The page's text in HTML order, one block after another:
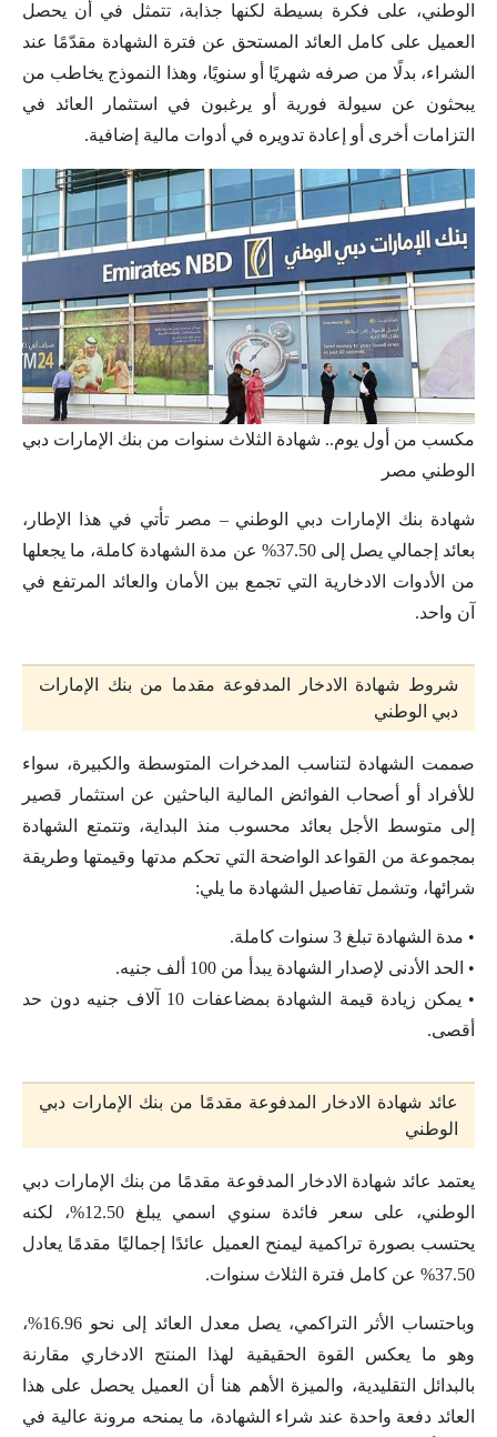
الوطني، على فكرة بسيطة لكنها جذابة، تتمثل في أن يحصل
العميل على كامل العائد المستحق عن فترة الشهادة مقدّمًا عند
الشراء، بدلًا من صرفه شهريًا أو سنويًا، وهذا النموذج يخاطب من
يبحثون عن سيولة فورية أو يرغبون في استثمار العائد في
التزامات أخرى أو إعادة تدويره في أدوات مالية إضافية.
مكسب من أول يوم.. شهادة الثلاث سنوات من بنك الإمارات دبي
الوطني مصر
شهادة بنك الإمارات دبي الوطني – مصر تأتي في هذا الإطار،
بعائد إجمالي يصل إلى 37.50% عن مدة الشهادة كاملة، ما يجعلها
من الأدوات الادخارية التي تجمع بين الأمان والعائد المرتفع في
آن واحد.
شروط شهادة الادخار المدفوعة مقدما من بنك الإمارات
دبي الوطني
صممت الشهادة لتناسب المدخرات المتوسطة والكبيرة، سواء
للأفراد أو أصحاب الفوائض المالية الباحثين عن استثمار قصير
إلى متوسط الأجل بعائد محسوب منذ البداية، وتتمتع الشهادة
بمجموعة من القواعد الواضحة التي تحكم مدتها وقيمتها وطريقة
شرائها، وتشمل تفاصيل الشهادة ما يلي:
• مدة الشهادة تبلغ 3 سنوات كاملة.
• الحد الأدنى لإصدار الشهادة يبدأ من 100 ألف جنيه.
• يمكن زيادة قيمة الشهادة بمضاعفات 10 آلاف جنيه دون حد
أقصى.
عائد شهادة الادخار المدفوعة مقدمًا من بنك الإمارات دبي
الوطني
يعتمد عائد شهادة الادخار المدفوعة مقدمًا من بنك الإمارات دبي
الوطني، على سعر فائدة سنوي اسمي يبلغ 12.50%، لكنه
يحتسب بصورة تراكمية ليمنح العميل عائدًا إجماليًا مقدمًا يعادل
37.50% عن كامل فترة الثلاث سنوات.
وباحتساب الأثر التراكمي، يصل معدل العائد إلى نحو 16.96%،
وهو ما يعكس القوة الحقيقية لهذا المنتج الادخاري مقارنة
بالبدائل التقليدية، والميزة الأهم هنا أن العميل يحصل على هذا
العائد دفعة واحدة عند شراء الشهادة، ما يمنحه مرونة عالية في